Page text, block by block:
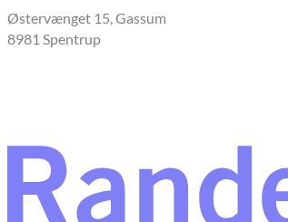
Østervænget 15, Gassum
8981 Spentrup